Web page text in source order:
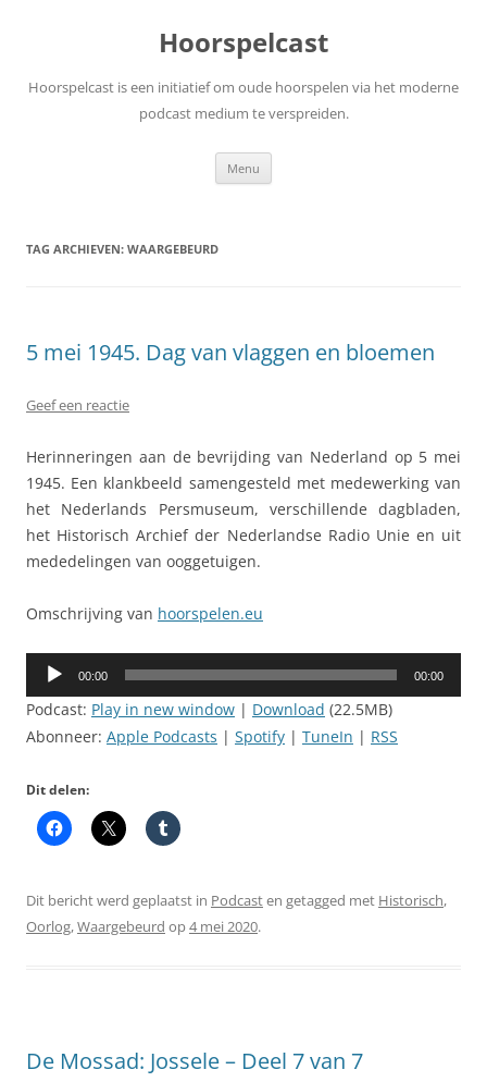
Hoorspelcast
Hoorspelcast is een initiatief om oude hoorspelen via het moderne
podcast medium te verspreiden.
Menu
TAG ARCHIEVEN: WAARGEBEURD
5 mei 1945. Dag van vlaggen en bloemen
Geef een reactie
Herinneringen aan de bevrijding van Nederland op 5 mei
1945. Een klankbeeld samengesteld met medewerking van
het Nederlands Persmuseum, verschillende dagbladen,
het Historisch Archief der Nederlandse Radio Unie en uit
mededelingen van ooggetuigen.
Omschrijving van hoorspelen.eu
Audiospeler
00:00 00:00
Podcast: Play in new window | Download (22.5MB)
Abonneer: Apple Podcasts | Spotify | TuneIn | RSS
Dit delen:
Dit bericht werd geplaatst in Podcasten getagged met Historisch,
Oorlog,Waargebeurd op4 mei 2020.
De Mossad: Jossele – Deel 7 van 7